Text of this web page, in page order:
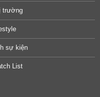
trường
sự kiện
List